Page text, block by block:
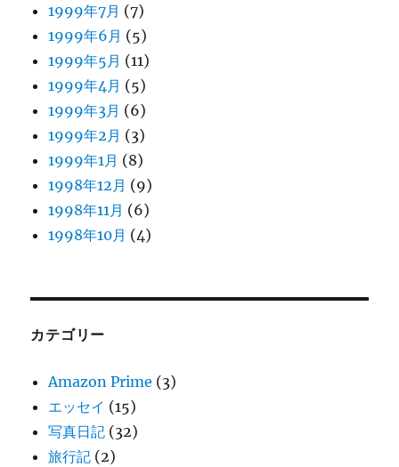
1999年7月 (7)
1999年6月 (5)
1999年5月 (11)
1999年4月 (5)
1999年3月 (6)
1999年2月 (3)
1999年1月 (8)
1998年12月 (9)
1998年11月 (6)
1998年10月 (4)
カテゴリー
Amazon Prime (3)
エッセイ (15)
写真日記 (32)
旅行記 (2)